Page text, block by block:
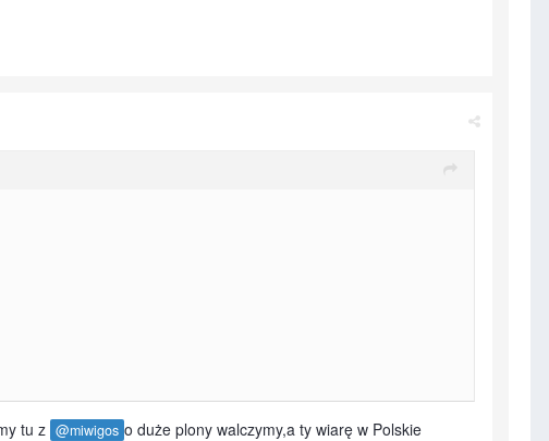
tu z @miwigos o duże plony walczymy,a ty wiarę w Polskie